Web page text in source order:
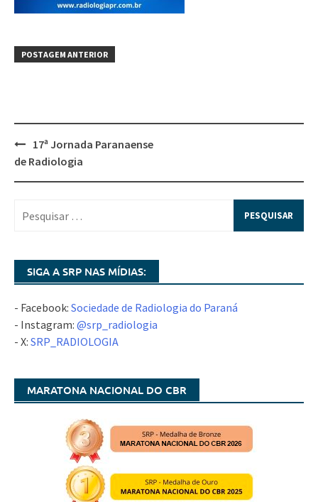
POSTAGEM ANTERIOR
17ª Jornada Paranaense
de Radiologia
SIGA A SRP NAS MÍDIAS:
- Facebook: Sociedade de Radiologia do Paraná
- Instagram: @srp_radiologia
- X: SRP_RADIOLOGIA
MARATONA NACIONAL DO CBR